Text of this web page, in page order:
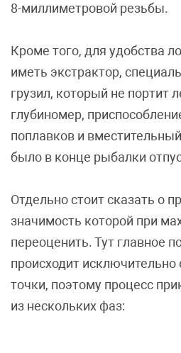
8-миллиметровой резьбы.
Кроме того, для удобства
иметь экстрактор,
грузил, который не портит
глубиномер,
поплавков и
было в конце рыбалки
Отдельно стоит сказать о
значимость которой при
переоценить. Тут главное
происходит исключительно
точки, поэтому процесс
из нескольких фаз: